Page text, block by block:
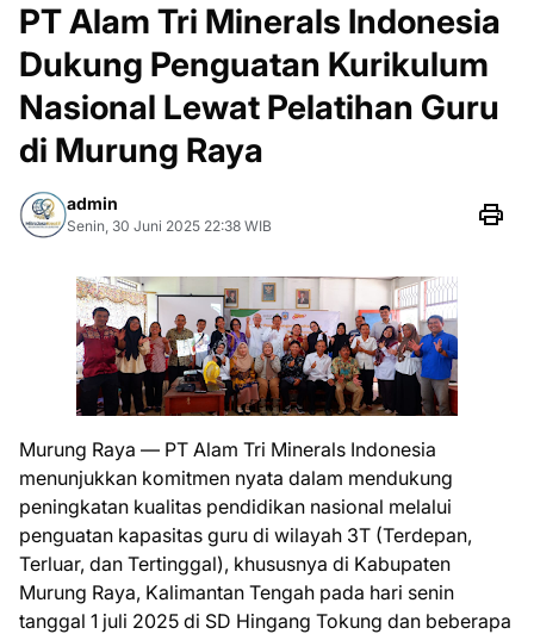
PT Alam Tri Minerals Indonesia
Dukung Penguatan Kurikulum
Nasional Lewat Pelatihan Guru
di Murung Raya
admin
Senin, 30 Juni 2025 22:38 WIB
Murung Raya — PT Alam Tri Minerals Indonesia
menunjukkan komitmen nyata dalam mendukung
peningkatan kualitas pendidikan nasional melalui
penguatan kapasitas guru di wilayah 3T (Terdepan,
Terluar, dan Tertinggal), khususnya di Kabupaten
Murung Raya, Kalimantan Tengah pada hari senin
tanggal 1 juli 2025 di SD Hingang Tokung dan beberapa